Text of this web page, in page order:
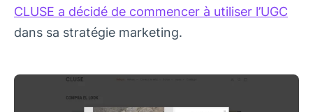
CLUSE a décidé de commencer à utiliser l’UGC
dans sa stratégie marketing.